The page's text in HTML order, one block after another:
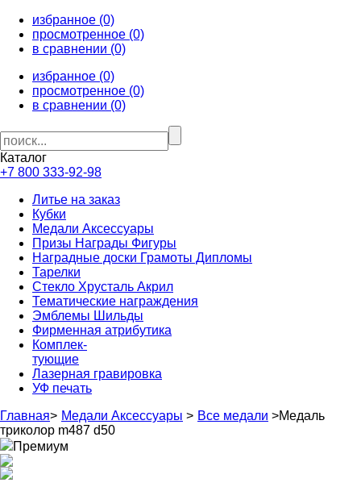
избранное (0)
просмотренное (0)
в сравнении (0)
избранное (0)
просмотренное (0)
в сравнении (0)
Каталог
+7 800 333-92-98
Литье на заказ
Кубки
Медали Аксессуары
Призы Награды Фигуры
Наградные доски Грамоты Дипломы
Тарелки
Стекло Хрусталь Акрил
Тематические награждения
Эмблемы Шильды
Фирменная атрибутика
Комплек-
тующие
Лазерная гравировка
УФ печать
Главная> Медали Аксессуары > Все медали >Медаль
триколор m487 d50
Премиум